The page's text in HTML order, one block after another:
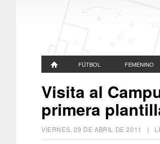
FÚTBOL FEMENINO
Visita al
primera
VIERNES, 29 DE ABRIL DE 2011 |